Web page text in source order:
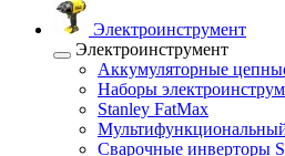
Электроинструмент
Электроинструмент
Аккумуляторные
Наборы
Stanley FatMax
Сварочные инверторы